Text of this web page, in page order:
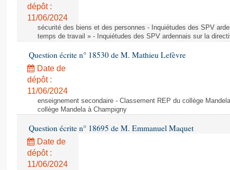
dépôt :
11/06/2024
sécurité des biens et des personnes - Inquiétudes des SPV
temps de travail » - Inquiétudes des SPV ardennais sur la
Question écrite n° 18530 de M. Mathieu Lefèvre
Date de
dépôt :
11/06/2024
enseignement secondaire - Classement REP du collège
collège Mandela à Champigny
Question écrite n° 18695 de M. Emmanuel Maquet
Date de
dépôt :
11/06/2024